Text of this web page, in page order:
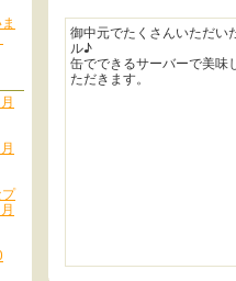
御中元でたくさんいただい
ル♪
缶でできるサーバーで美味
ただきます。